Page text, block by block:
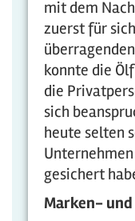
mit dem
zuerst für
konnte die
die
sich
heute selten
gesichert
Marken-